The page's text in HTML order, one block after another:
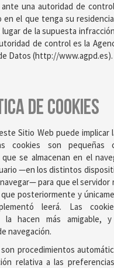
ante una autoridad de
en el que tenga su
de la supuesta
de control es la
Datos (http://www.agpd.es).
DE COOKIES
Sitio Web puede implicar
cookies son pequeñas
se almacenan en el
—en los distintos
para que el servidor
posteriormente y
leerá. Las
la hacen más amigable,
navegación.
procedimientos
relativa a las